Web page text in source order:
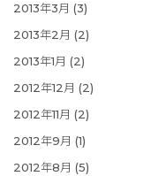
2013年3月 (3)
2013年2月 (2)
2013年1月 (2)
2012年12月 (2)
2012年11月 (2)
2012年9月 (1)
2012年8月 (5)